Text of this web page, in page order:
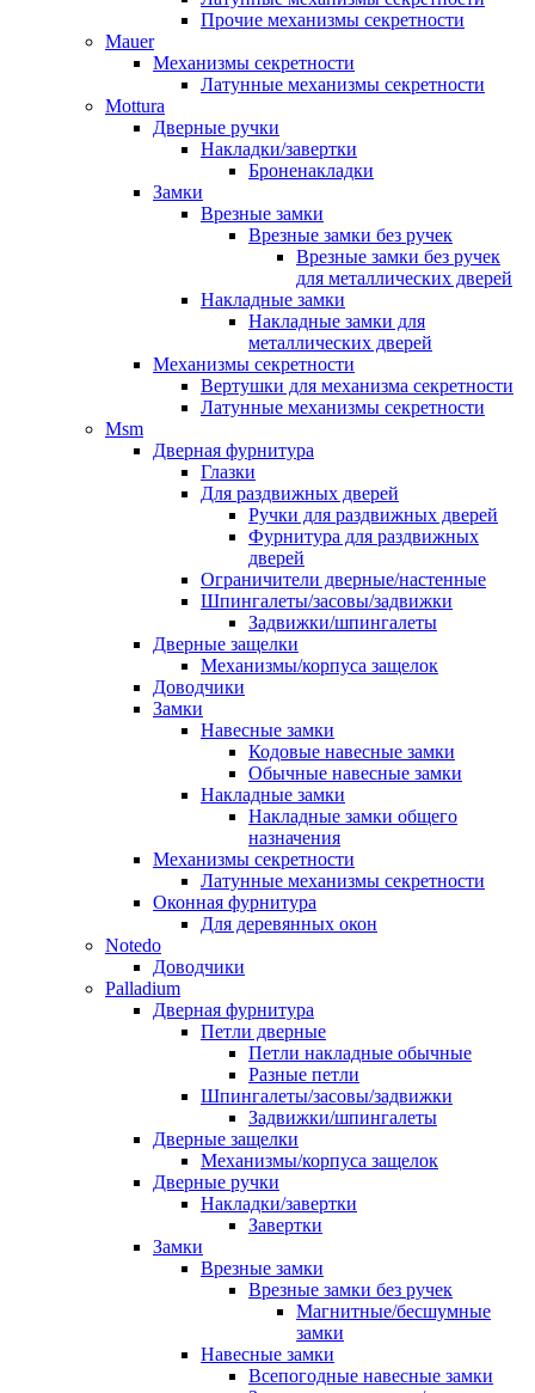
Прочие механизмы секретности
Mauer
Механизмы секретности
Латунные механизмы секретности
Mottura
Дверные ручки
Накладки/завертки
Броненакладки
Замки
Врезные замки
Врезные замки без ручек
Врезные замки без ручек
для металлических дверей
Накладные замки
Накладные замки для
металлических дверей
Механизмы секретности
Вертушки для механизма секретности
Латунные механизмы секретности
Msm
Дверная фурнитура
Глазки
Для раздвижных дверей
Ручки для раздвижных дверей
Фурнитура для раздвижных
дверей
Ограничители дверные/настенные
Шпингалеты/засовы/задвижки
Задвижки/шпингалеты
Дверные защелки
Механизмы/корпуса защелок
Доводчики
Замки
Навесные замки
Кодовые навесные замки
Обычные навесные замки
Накладные замки
Накладные замки общего
назначения
Механизмы секретности
Латунные механизмы секретности
Оконная фурнитура
Для деревянных окон
Notedo
Доводчики
Palladium
Дверная фурнитура
Петли дверные
Петли накладные обычные
Разные петли
Шпингалеты/засовы/задвижки
Задвижки/шпингалеты
Дверные защелки
Механизмы/корпуса защелок
Дверные ручки
Накладки/завертки
Завертки
Замки
Врезные замки
Врезные замки без ручек
Магнитные/бесшумные
замки
Навесные замки
Всепогодные навесные замки